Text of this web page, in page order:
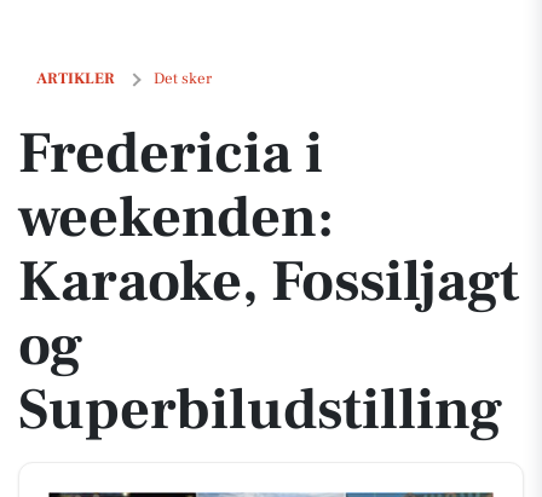
ARTIKLER Det sker
Fredericia i weekenden: Karaoke, Fossiljagt og Superbiludstilling
Fredericia i
weekenden:
Karaoke, Fossiljagt
og
Superbiludstilling